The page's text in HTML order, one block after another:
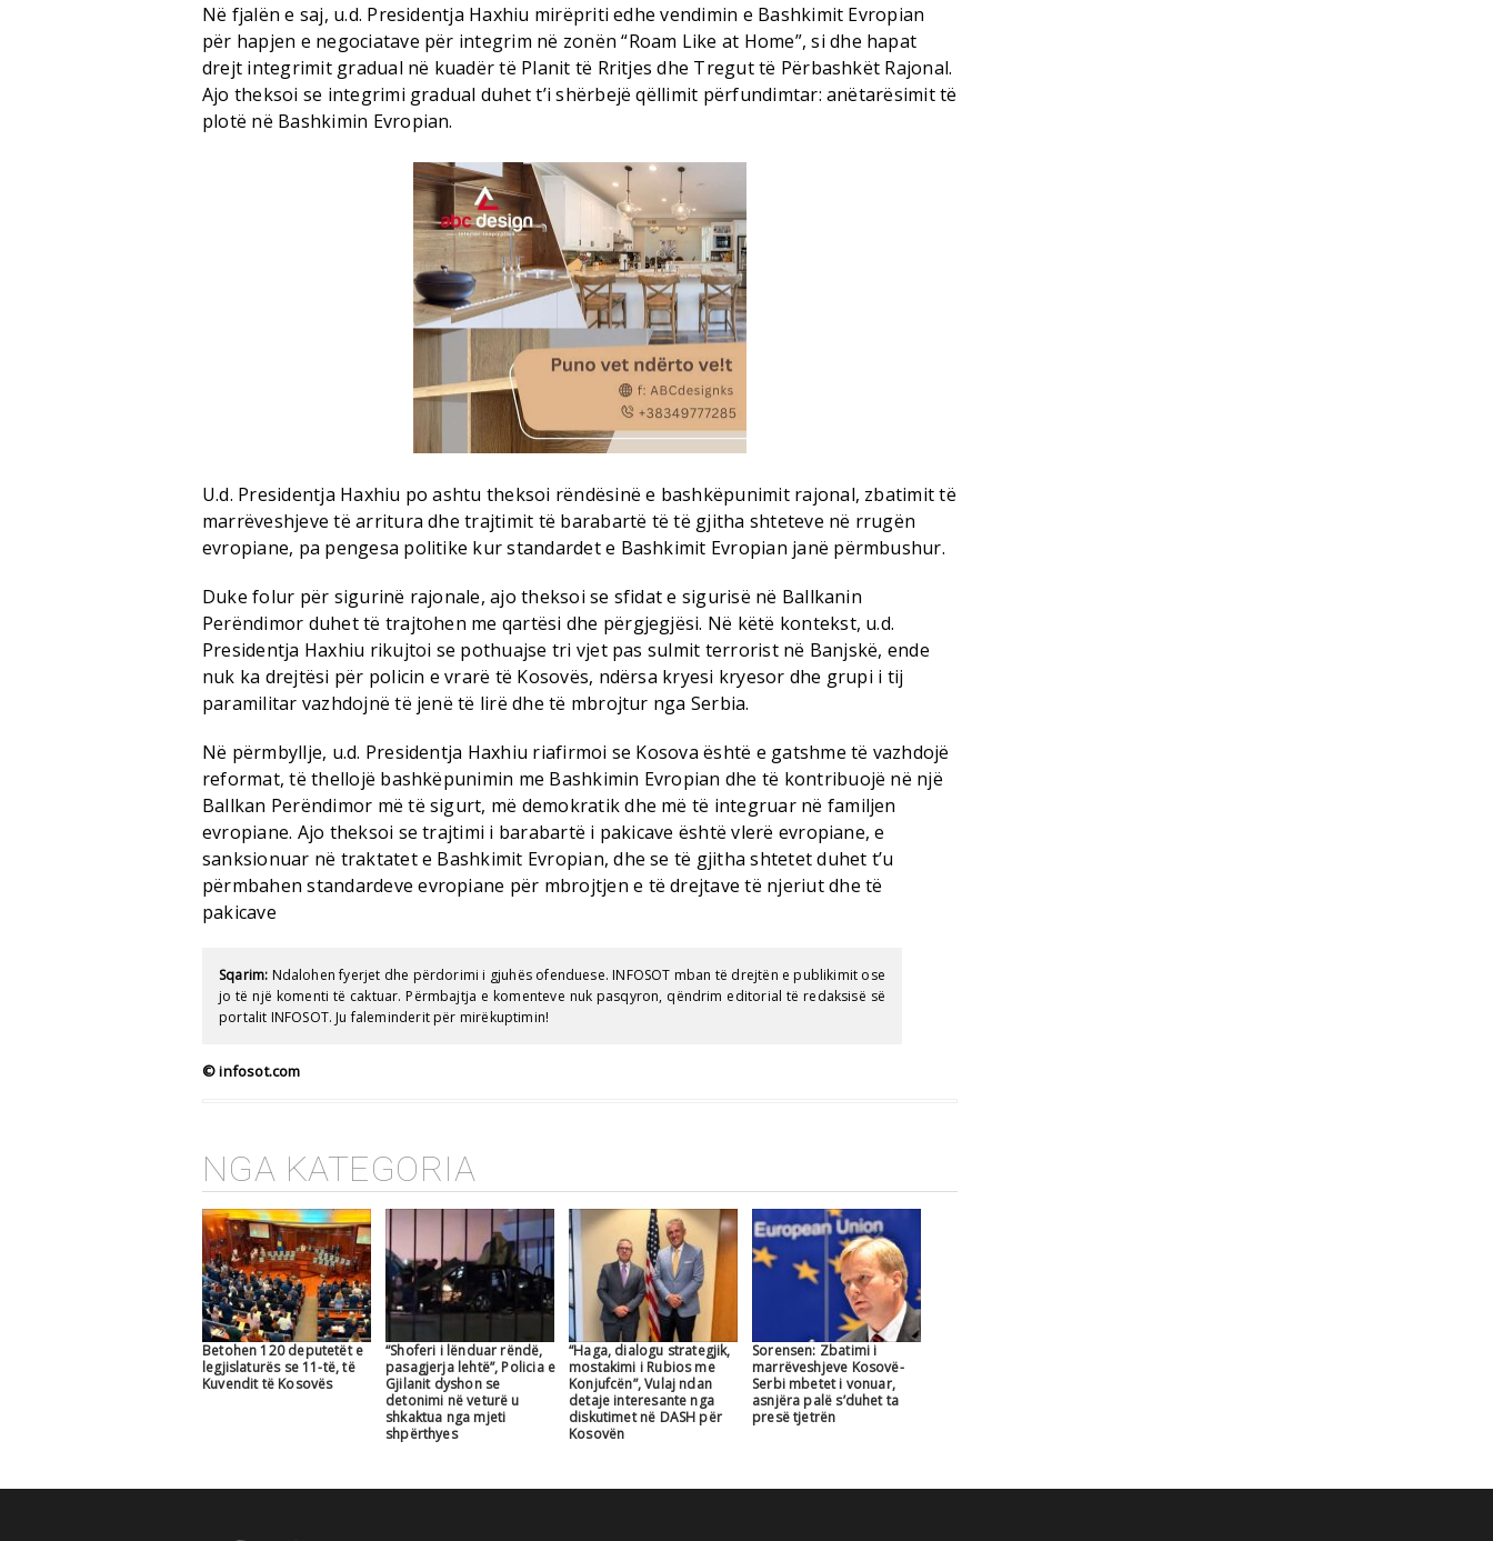
Në fjalën e saj, u.d. Presidentja Haxhiu mirëpriti edhe vendimin e Bashkimit Evropian
për hapjen e negociatave për integrim në zonën “Roam Like at Home”, si dhe hapat
drejt integrimit gradual në kuadër të Planit të Rritjes dhe Tregut të Përbashkët Rajonal.
Ajo theksoi se integrimi gradual duhet t’i shërbejë qëllimit përfundimtar: anëtarësimit të
plotë në Bashkimin Evropian.
U.d. Presidentja Haxhiu po ashtu theksoi rëndësinë e bashkëpunimit rajonal, zbatimit të
marrëveshjeve të arritura dhe trajtimit të barabartë të të gjitha shteteve në rrugën
evropiane, pa pengesa politike kur standardet e Bashkimit Evropian janë përmbushur.
Duke folur për sigurinë rajonale, ajo theksoi se sfidat e sigurisë në Ballkanin
Perëndimor duhet të trajtohen me qartësi dhe përgjegjësi. Në këtë kontekst, u.d.
Presidentja Haxhiu rikujtoi se pothuajse tri vjet pas sulmit terrorist në Banjskë, ende
nuk ka drejtësi për policin e vrarë të Kosovës, ndërsa kryesi kryesor dhe grupi i tij
paramilitar vazhdojnë të jenë të lirë dhe të mbrojtur nga Serbia.
Në përmbyllje, u.d. Presidentja Haxhiu riafirmoi se Kosova është e gatshme të vazhdojë
reformat, të thellojë bashkëpunimin me Bashkimin Evropian dhe të kontribuojë në një
Ballkan Perëndimor më të sigurt, më demokratik dhe më të integruar në familjen
evropiane. Ajo theksoi se trajtimi i barabartë i pakicave është vlerë evropiane, e
sanksionuar në traktatet e Bashkimit Evropian, dhe se të gjitha shtetet duhet t’u
përmbahen standardeve evropiane për mbrojtjen e të drejtave të njeriut dhe të
pakicave
Sqarim: Ndalohen fyerjet dhe përdorimi i gjuhës ofenduese. INFOSOT mban të drejtën e publikimit ose
jo të një komenti të caktuar. Përmbajtja e komenteve nuk pasqyron, qëndrim editorial të redaksisë së
portalit INFOSOT. Ju faleminderit për mirëkuptimin!
© infosot.com
NGA KATEGORIA
Betohen 120 deputetët e
legjislaturës se 11-të, të
Kuvendit të Kosovës
“Shoferi i lënduar rëndë,
pasagjerja lehtë”, Policia e
Gjilanit dyshon se
detonimi në veturë u
shkaktua nga mjeti
shpërthyes
“Haga, dialogu strategjik,
mostakimi i Rubios me
Konjufcën”, Vulaj ndan
detaje interesante nga
diskutimet në DASH për
Kosovën
Sorensen: Zbatimi i
marrëveshjeve Kosovë-
Serbi mbetet i vonuar,
asnjëra palë s’duhet ta
presë tjetrën